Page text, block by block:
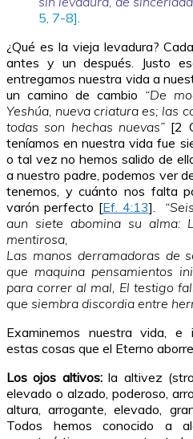
5, 7-8].
¿Qué es la vieja levadura?
antes y un después. Justo
entregamos nuestra vida a
un camino de cambio “De
Yeshúa, nueva criatura es; las
todas son hechas nuevas” [2
teníamos en nuestra vida fue
o tal vez no hemos salido de
a nuestro padre, podemos ver
tenemos, y cuánto nos falta
varón perfecto [Ef. 4:13].
aun siete abomina su alma:
mentirosa,
Las manos derramadoras de
que maquina pensamientos
para correr al mal, El testigo
que siembra discordia entre
Examinemos nuestra vida, e
estas cosas que el Eterno
Los ojos altivos:la altivez
elevado o alzado, poderoso,
altura, arrogante, elevado,
Todos hemos conocido a